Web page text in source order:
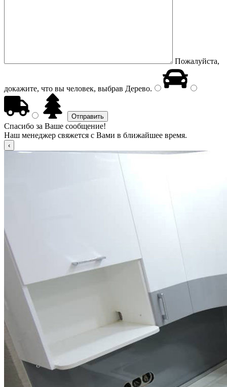
Пожалуйста,
докажите, что вы человек, выбрав Дерево.
Спасибо за Ваше сообщение!
Наш менеджер свяжется с Вами в ближайшее время.